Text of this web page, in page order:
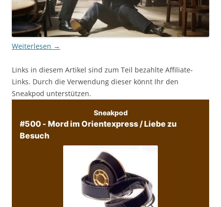
Weiterlesen →
Links in diesem Artikel sind zum Teil bezahlte Affiliate-
Links. Durch die Verwendung dieser könnt Ihr den
Sneakpod unterstützen.